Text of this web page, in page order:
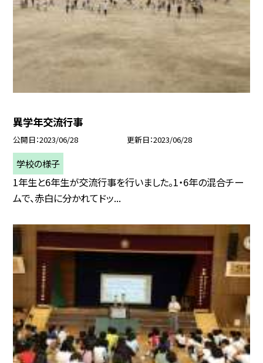
異学年交流行事
公開日 2023/06/28 更新日 2023/06/28
学校の様子
1年生と6年生が交流行事を行いました。1・6年の混合チー
ムで、赤白に分かれてドッ...